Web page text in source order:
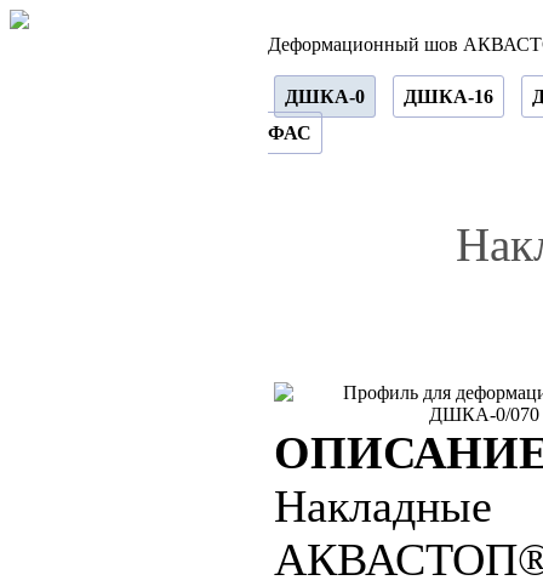
Деформационный шов
ДШКА-0 ДШКА-16
ФАС
АКВАСТОП®